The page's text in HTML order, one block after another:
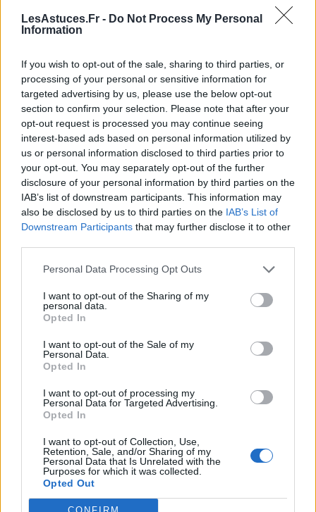
LesAstuces.Fr - Do Not Process My Personal
Information
If you wish to opt-out of the sale, sharing to third parties, or
processing of your personal or sensitive information for
targeted advertising by us, please use the below opt-out
section to confirm your selection. Please note that after your
opt-out request is processed you may continue seeing
interest-based ads based on personal information utilized by
us or personal information disclosed to third parties prior to
your opt-out. You may separately opt-out of the further
disclosure of your personal information by third parties on the
IAB’s list of downstream participants. This information may
also be disclosed by us to third parties on the IAB’s List of
Downstream Participants that may further disclose it to other
Personal Data Processing Opt Outs
I want to opt-out of the Sharing of my
personal data.
Opted In
I want to opt-out of the Sale of my
Personal Data.
Opted In
I want to opt-out of processing my
Personal Data for Targeted Advertising.
Opted In
I want to opt-out of Collection, Use,
Retention, Sale, and/or Sharing of my
Personal Data that Is Unrelated with the
Purposes for which it was collected.
Opted Out
Un golfeur qui peut facilement fléchir et étendre ses
poignets dans différentes directions lors du swing
meilleur contrôle de la face de club et une puissance
accrue.
Des restrictions ou douleurs aux poignets
Une posture où les poignets semblent limités ou où
le joueur ressent de la douleur lors de certains
mouvements peut indiquer une raideur ou une
faiblesse articulaire. Cela peut entraîner une perte de
précision ou une augmentation du risque de
Comment la posture au golf peut
prévenir ou révéler des
déséquilibres musculaires et
articulaires
déséquilibre musculaire, par exemple un côté du
corps plus tendu ou plus faible que l’autre.
Une mauvaise posture peut favoriser le
développement de douleurs chroniques,
notamment au dos, aux épaules ou aux genoux.
Une observation régulière de sa posture lors du